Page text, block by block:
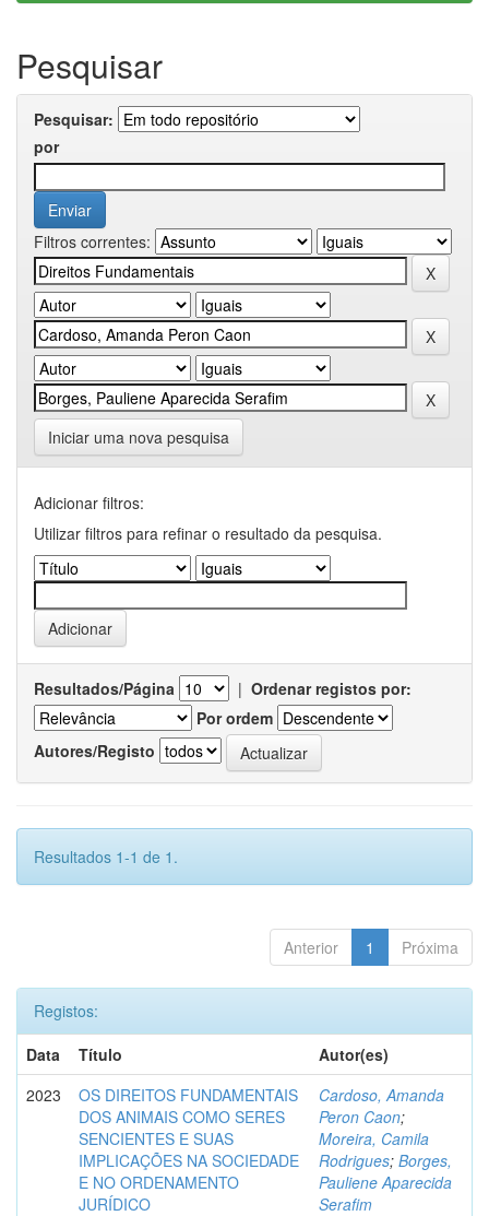
Pesquisar
Pesquisar:
por
Filtros correntes:
Iniciar uma nova pesquisa
Adicionar filtros:
Utilizar filtros para refinar o resultado da pesquisa.
Resultados/Página | Ordenar registos por:
Por ordem
Autores/Registo
Resultados 1-1 de 1.
Anterior 1 Próxima
Registos:
Data
Título
Autor(es)
2023
OS DIREITOS FUNDAMENTAIS
DOS ANIMAIS COMO SERES
SENCIENTES E SUAS
IMPLICAÇÕES NA SOCIEDADE
E NO ORDENAMENTO
JURÍDICO
Cardoso, Amanda
Peron Caon;
Moreira, Camila
Rodrigues; Borges,
Pauliene Aparecida
Serafim